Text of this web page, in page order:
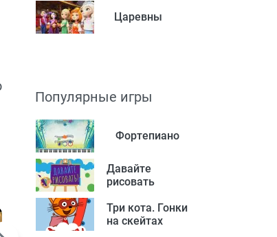
Царевны
Популярные игры
Фортепиано
Давайте
рисовать
Три кота. Гонки
на скейтах